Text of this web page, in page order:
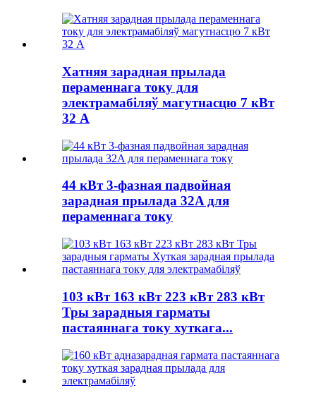
Хатняя зарадная прылада
пераменнага току для
электрамабіляў магутнасцю 7 кВт
32 А
44 кВт 3-фазная падвойная
зарадная прылада 32A для
пераменнага току
103 кВт 163 кВт 223 кВт 283 кВт
Тры зарадныя гарматы
пастаяннага току хуткага...